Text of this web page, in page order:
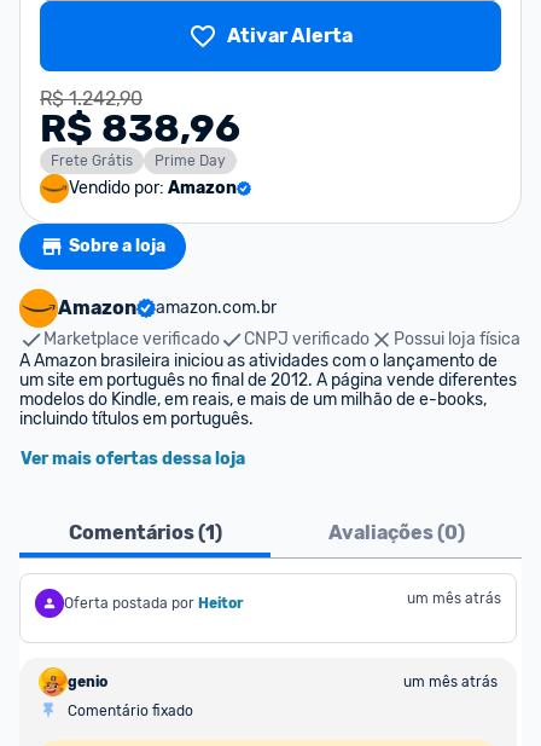
Ativar Alerta
R$ 1.242,90
R$ 838,96
Frete Grátis Prime Day
Vendido por: Amazon
Sobre a loja
Amazon
amazon.com.br
Marketplace verificado
CNPJ verificado
Possui loja física
A Amazon brasileira iniciou as atividades com o lançamento de
um site em português no final de 2012. A página vende diferentes
modelos do Kindle, em reais, e mais de um milhão de e-books,
incluindo títulos em português.
Ver mais ofertas dessa loja
Comentários (1) Avaliações (0)
Oferta postada por Heitor um mês atrás
genio
um mês atrás
Comentário fixado